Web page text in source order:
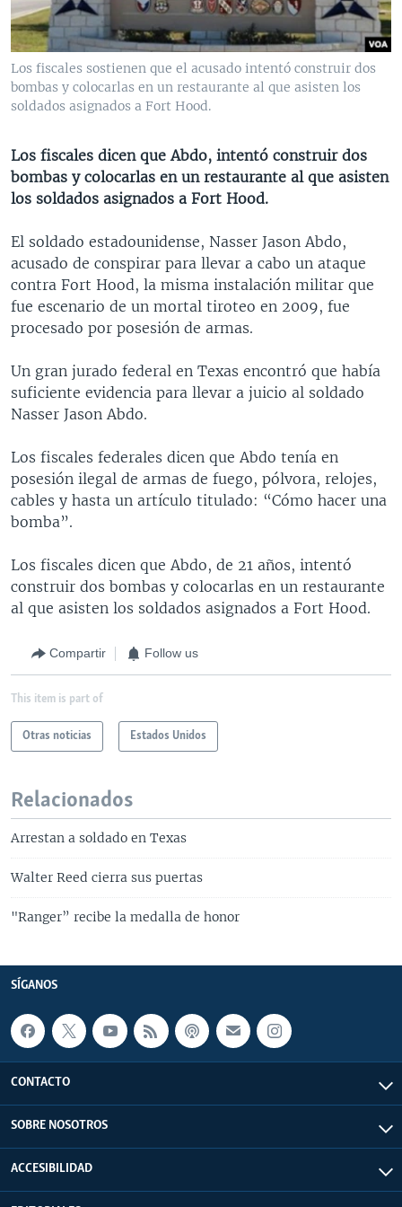
VENEZUELA
BRASIL
NICARAGUA
ECONOMÍA
ENTRETENIMIENTO Y CULTURA
TECNOLOGÍA
DEPORTES
MULTIMEDIA
VIDEOS
FOTOGRAFÍA
AUDIOS
PROGRAMAS TV
EL MUNDO AL DÍA
FORO INTERAMERICANO
LAS CLAVES
RADIO
AVANCE INFORMATIVO
BUENOS DÍAS AMÉRICA
ESTADOS UNIDOS AL DÍA
EL MUNDO AL DÍA [RADIO]
DEPORTIVO INTERNACIONAL
NOTA ECONÓMICA
ENTRETENIMIENTO
DIRECT
Learning English
SÍGANOS
Idiomas
Los fiscales sostienen que el acusado intentó construir dos
bombas y colocarlas en un restaurante al que asisten los
soldados asignados a Fort Hood.
Los fiscales dicen que Abdo, intentó construir dos
bombas y colocarlas en un restaurante al que asisten
los soldados asignados a Fort Hood.
El soldado estadounidense, Nasser Jason Abdo,
acusado de conspirar para llevar a cabo un ataque
contra Fort Hood, la misma instalación militar que
fue escenario de un mortal tiroteo en 2009, fue
procesado por posesión de armas.
Un gran jurado federal en Texas encontró que había
suficiente evidencia para llevar a juicio al soldado
Nasser Jason Abdo.
Los fiscales federales dicen que Abdo tenía en
posesión ilegal de armas de fuego, pólvora, relojes,
cables y hasta un artículo titulado: “Cómo hacer una
bomba”.
Los fiscales dicen que Abdo, de 21 años, intentó
construir dos bombas y colocarlas en un restaurante
al que asisten los soldados asignados a Fort Hood.
Compartir Follow us
This item is part of
Otras noticias Estados Unidos
Relacionados
Arrestan a soldado en Texas
Walter Reed cierra sus puertas
"Ranger” recibe la medalla de honor
SÍGANOS
CONTACTO
SOBRE NOSOTROS
ACCESIBILIDAD